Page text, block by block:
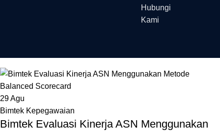
Hubungi
Kami
29Agu
Bimtek Kepegawaian
Bimtek Evaluasi Kinerja ASN Menggunakan